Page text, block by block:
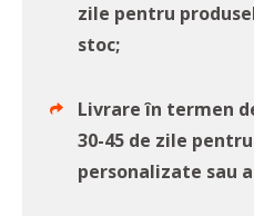
zile pentru
stoc;
Livrare în termen
30-45 de zile
personalizate sau